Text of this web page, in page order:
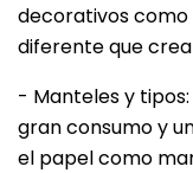
decorativos como
diferente que
- Manteles y
gran consumo y
el papel como